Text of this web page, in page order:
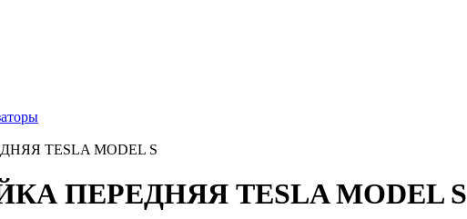
TESLA MODEL S
ПЕРЕДНЯЯ TESLA MODEL S